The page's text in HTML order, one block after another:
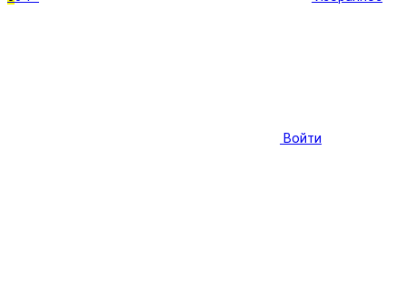
Войти